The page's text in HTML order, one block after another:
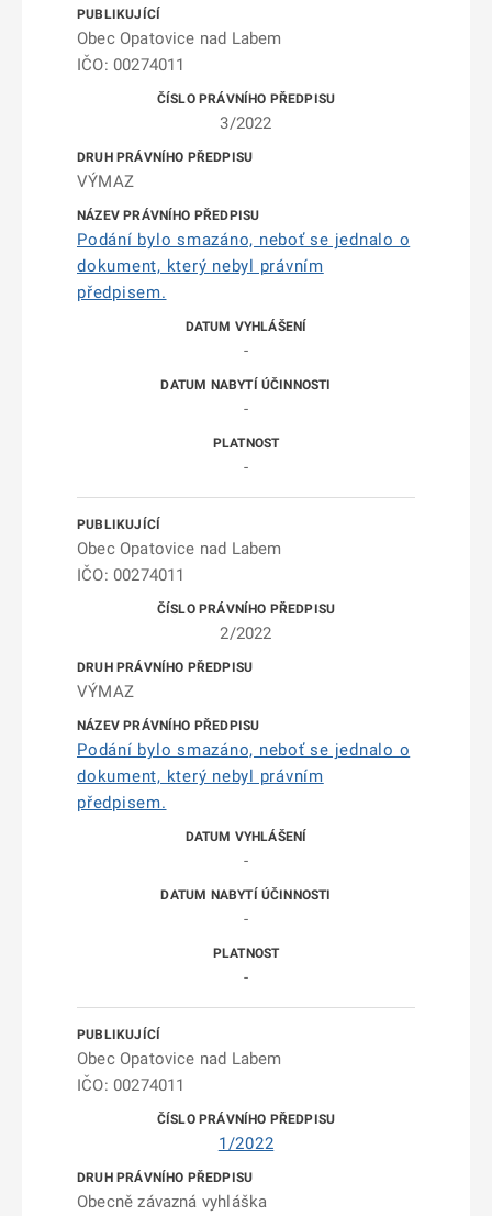
Obec Opatovice nad Labem
IČO: 00274011
3/2022
VÝMAZ
Podání bylo smazáno, neboť se jednalo o
dokument, který nebyl právním
předpisem.
-
-
-
Obec Opatovice nad Labem
IČO: 00274011
2/2022
VÝMAZ
Podání bylo smazáno, neboť se jednalo o
dokument, který nebyl právním
předpisem.
-
-
-
Obec Opatovice nad Labem
IČO: 00274011
1/2022
Obecně závazná vyhláška